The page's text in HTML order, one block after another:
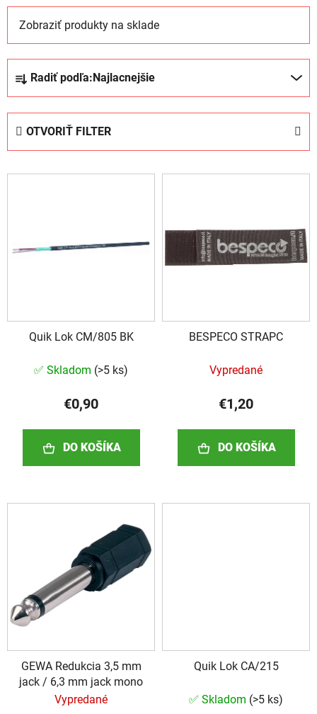
Zobraziť produkty na sklade
e
d
o
Radiť podľa: Najlacnejšie
OTVORIŤ FILTER
V
s
d
Quik Lok CM/805 BK
✅ Skladom (>5 ks)
€0,90
DO KOŠÍKA
BESPECO STRAPC
Vypredané
€1,20
DO KOŠÍKA
GEWA Redukcia 3,5 mm
jack / 6,3 mm jack mono
Vypredané
Quik Lok CA/215
✅ Skladom (>5 ks)